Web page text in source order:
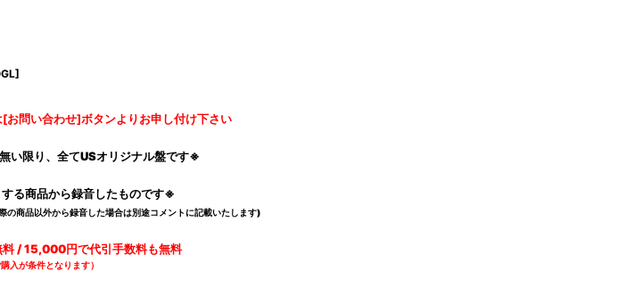
]
お問い合わせ]ボタンよりお申し付け下さい
い限り、全てUSオリジナル盤です※
る商品から録音したものです※
商品以外から録音した場合は別途コメントに記載いたします)
/ 15,000円で代引手数料も無料
入が条件となります）